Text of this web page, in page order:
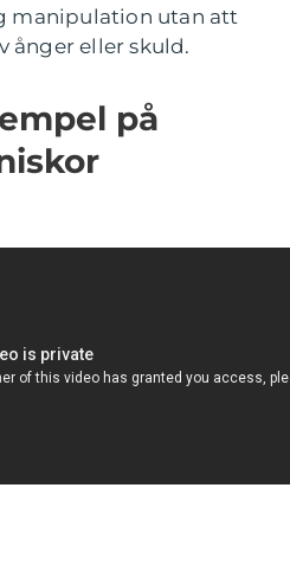
manipulation utan att
ånger eller skuld.
på